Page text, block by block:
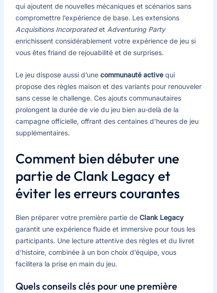
qui ajoutent de nouvelles mécaniques et scénarios sans
compromettre l’expérience de base. Les extensions
Acquisitions Incorporatedet Adventuring Party
enrichissent considérablement votre expérience de jeu si
vous êtes friand de rejouabilité et de surprises.
Le jeu dispose aussi d’une communauté activequi
propose des règles maison et des variants pour renouveler
sans cesse le challenge. Ces ajouts communautaires
prolongent la durée de vie du jeu bien au-delà de la
campagne officielle, offrant des centaines d’heures de jeu
supplémentaires.
Comment bien débuter une
partie de Clank Legacy et
éviter les erreurs courantes
Bien préparer votre première partie de Clank Legacy
garantit une expérience fluide et immersive pour tous les
participants. Une lecture attentive des règles et du livret
d’histoire, combinée à un bon choix d’équipe, vous
facilitera la prise en main du jeu.
Quels conseils clés pour une première